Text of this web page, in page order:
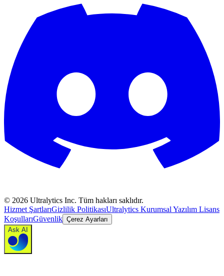
© 2026 Ultralytics Inc. Tüm hakları saklıdır.
Hizmet ŞartlarıGizlilik PolitikasıUltralytics Kurumsal Yazılım Lisans
KoşullarıGüvenlik Çerez Ayarları
Ask AI